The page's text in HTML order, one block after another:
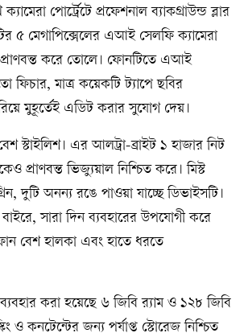
পোর্ট্রেটে প্রফেশনাল ব্যাকগ্রাউন্ড ব্লার
৫ মেগাপিক্সেলের এআই সেলফি ক্যামেরা
করে তোলে। ফোনটিতে এআই
মাত্র কয়েকটি ট্যাপে ছবির
মুহূর্তেই এডিট করার সুযোগ দেয়।
স্টাইলিশ। এর আলট্রা-ব্রাইট ১ হাজার নিট
প্রাণবন্ত ভিজ্যুয়াল নিশ্চিত করে। মিস্ট
দুটি অনন্য রঙে পাওয়া যাচ্ছে ডিভাইসটি।
সারা দিন ব্যবহারের উপযোগী করে
বেশ হালকা এবং হাতে ধরতে
করা হয়েছে ৬ জিবি র‍্যাম ও ১২৮ জিবি
ও কনটেন্টের জন্য পর্যাপ্ত স্টোরেজ নিশ্চিত